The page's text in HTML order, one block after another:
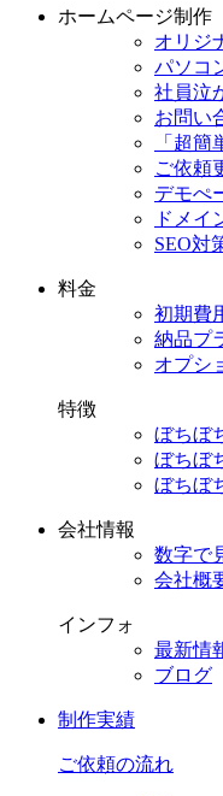
ホームページ制作
オリジ
パソコ
社員泣
お問い
「超
ご依頼
デモぺ
ドメイ
SEO対
料金
初期費
納品プ
オプシ
特徴
ぼちぼ
ぼちぼ
ぼちぼ
会社情報
数字で
会社概
インフォ
最新情
ブログ
制作実績
ご依頼の流れ